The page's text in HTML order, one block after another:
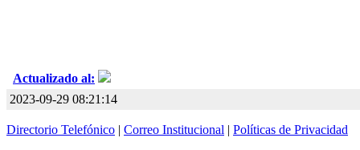
Actualizado al:
2023-09-29 08:21:14
Directorio Telefónico | Correo Institucional | Políticas de Privacidad